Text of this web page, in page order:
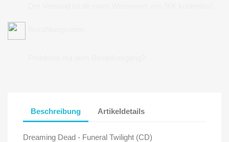
Beschreibung Artikeldetails
Dreaming Dead - Funeral Twilight (CD)